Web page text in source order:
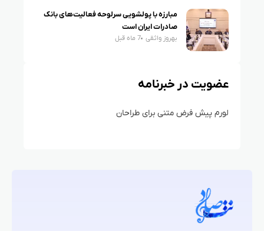
مبارزه با پولشویی سرلوحه فعالیت‌های بانک
صادرات ایران است
بهروز واثقی 7 ماه قبل
عضویت در خبرنامه
لورم پیش فرض متنی برای طراحان